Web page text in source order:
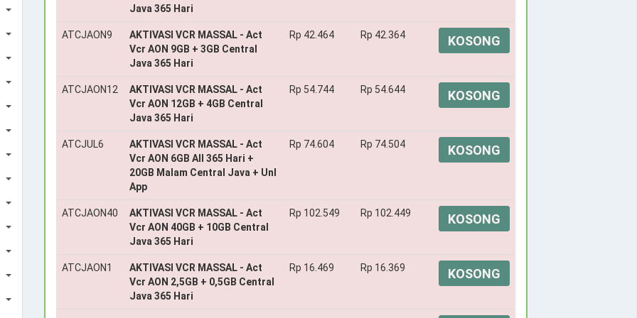
Java 365 Hari
ATCJAON9
AKTIVASI VCR MASSAL - Act
Vcr AON 9GB + 3GB Central
Java 365 Hari
Rp 42.464 Rp 42.364 KOSONG
ATCJAON12
AKTIVASI VCR MASSAL - Act
Vcr AON 12GB + 4GB Central
Java 365 Hari
Rp 54.744 Rp 54.644 KOSONG
ATCJUL6
AKTIVASI VCR MASSAL - Act
Vcr AON 6GB All 365 Hari +
20GB Malam Central Java + Unl
App
Rp 74.604 Rp 74.504 KOSONG
ATCJAON40
AKTIVASI VCR MASSAL - Act
Vcr AON 40GB + 10GB Central
Java 365 Hari
Rp 102.549 Rp 102.449 KOSONG
ATCJAON1
AKTIVASI VCR MASSAL - Act
Vcr AON 2,5GB + 0,5GB Central
Java 365 Hari
Rp 16.469 Rp 16.369 KOSONG